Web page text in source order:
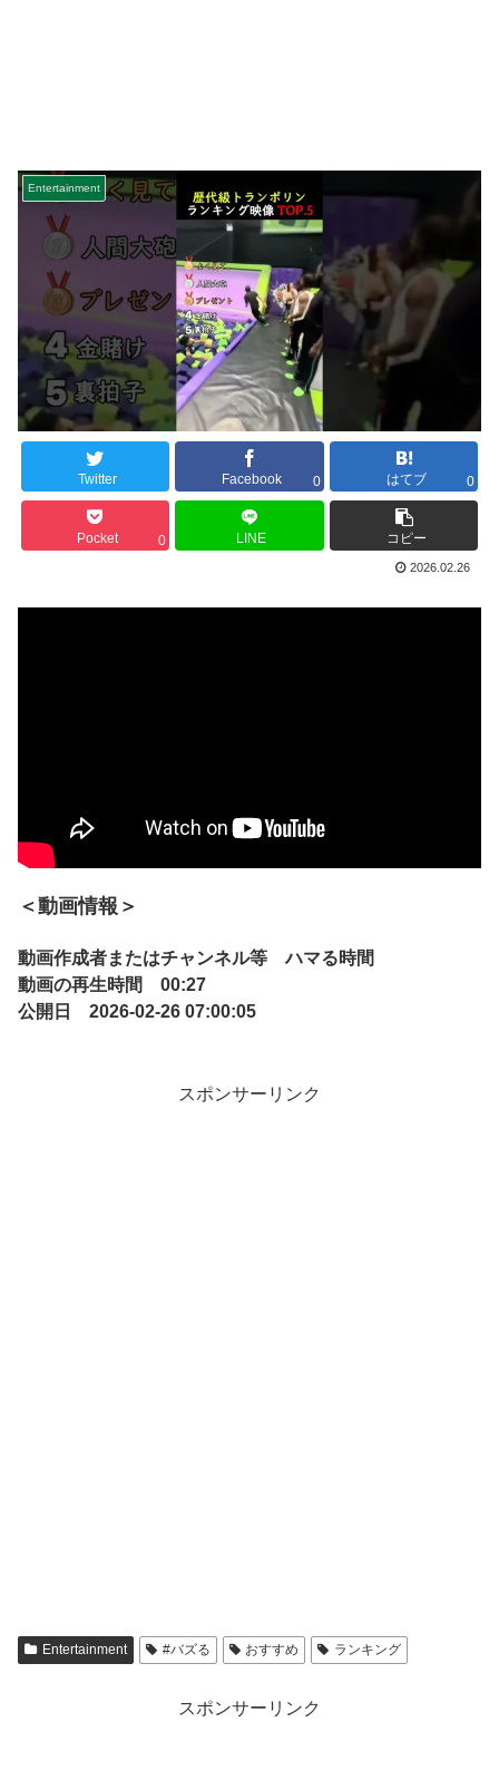
Entertainment
Twitter Facebook 0 はてブ 0
Pocket 0 LINE コピー
2026.02.26
＜動画情報＞
動画作成者またはチャンネル等 ハマる時間
動画の再生時間 00:27
公開日 2026-02-26 07:00:05
スポンサーリンク
Entertainment #バズる おすすめ ランキング
スポンサーリンク